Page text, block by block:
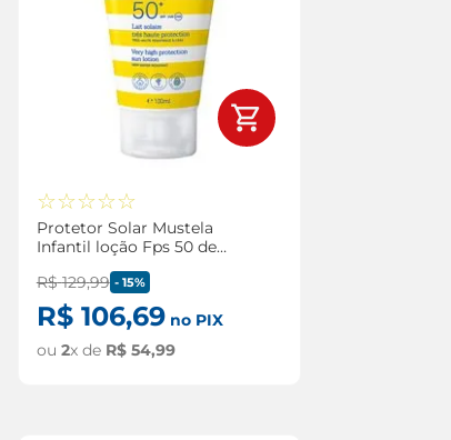
☆☆☆☆☆
Protetor Solar Mustela
Infantil loção Fps 50 de
R$ 129,99 - 15%
R$ 106,69no PIX
ou 2x de R$ 54,99